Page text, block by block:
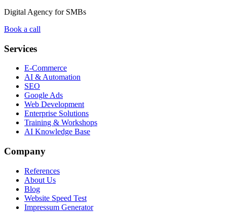
Digital Agency for SMBs
Book a call
Services
E-Commerce
AI & Automation
SEO
Google Ads
Web Development
Enterprise Solutions
Training & Workshops
AI Knowledge Base
Company
References
About Us
Blog
Website Speed Test
Impressum Generator